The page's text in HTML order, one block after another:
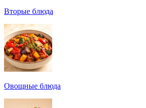
Вторые блюда
Овощные блюда